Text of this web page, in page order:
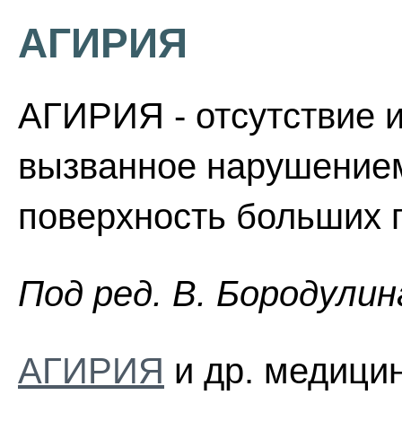
АГИРИЯ
АГИРИЯ - отсутствие
вызванное
поверхность больших
Пoд peд. B.
АГИРИЯ и др.